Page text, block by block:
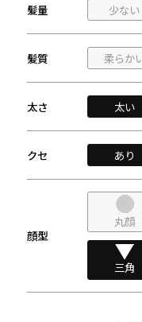
髪量 少ない
髪質 柔らか
太さ 太い
クセ あり
顔型
丸顔
三角